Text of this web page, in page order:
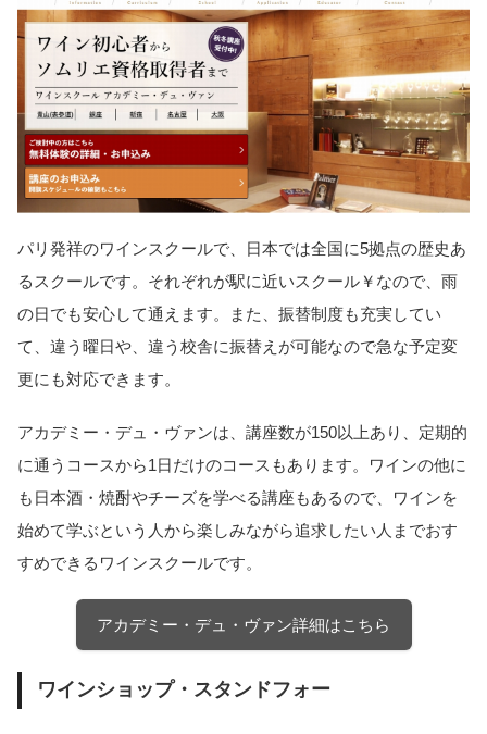
パリ発祥のワインスクールで、日本では全国に5拠点の歴史あ
るスクールです。それぞれが駅に近いスクール￥なので、雨
の日でも安心して通えます。また、振替制度も充実してい
て、違う曜日や、違う校舎に振替えが可能なので急な予定変
更にも対応できます。
アカデミー・デュ・ヴァンは、講座数が150以上あり、定期的
に通うコースから1日だけのコースもあります。ワインの他に
も日本酒・焼酎やチーズを学べる講座もあるので、ワインを
始めて学ぶという人から楽しみながら追求したい人までおす
すめできるワインスクールです。
アカデミー・デュ・ヴァン詳細はこちら
ワインショップ・スタンドフォー